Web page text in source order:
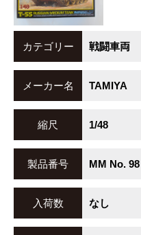
カテゴリー 戦闘車両
メーカー名 TAMIYA
縮尺 1/48
製品番号 MM No. 98
入荷数 なし